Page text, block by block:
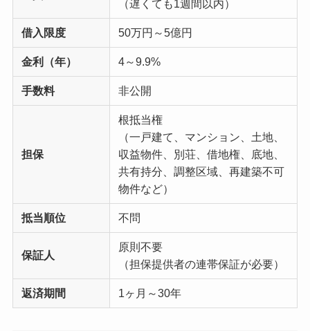
（遅くても1週間以内）
借入限度 50万円～5億円
金利（年） 4～9.9%
手数料 非公開
担保
根抵当権
（一戸建て、マンション、土地、
収益物件、別荘、借地権、底地、
共有持分、調整区域、再建築不可
物件など）
抵当順位 不問
保証人
原則不要
（担保提供者の連帯保証が必要）
返済期間 1ヶ月～30年